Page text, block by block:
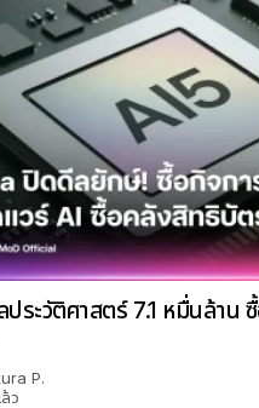
ระวัติศาสตร์ 7.1 หมื่นล้าน
P.
ว